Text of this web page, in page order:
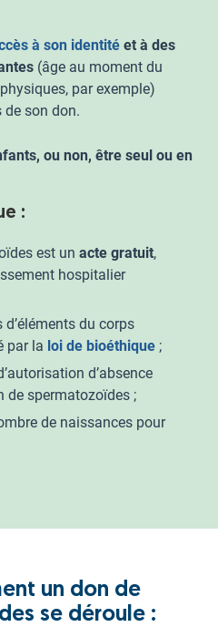
à son identité et à des
(âge au moment du
par exemple)
de son don.
ou non, être seul ou en
:
est un acte gratuit,
hospitalier
du corps
par la loi de bioéthique ;
d’absence
de spermatozoïdes ;
de naissances pour
un don de
se déroule :